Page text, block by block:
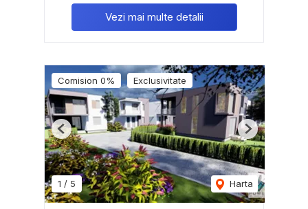
Vezi mai multe detalii
Comision 0% Exclusivitate
1 / 5 Harta
Previous Next